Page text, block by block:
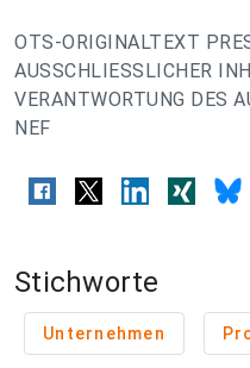
OTS-ORIGINALTEXT
AUSSCHLIESSLICHER
VERANTWORTUNG DES
NEF
Stichworte
Unternehmen